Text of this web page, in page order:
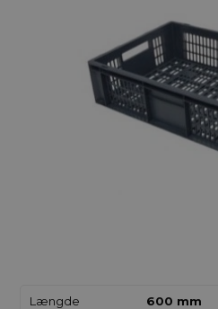
Længde 600 mm